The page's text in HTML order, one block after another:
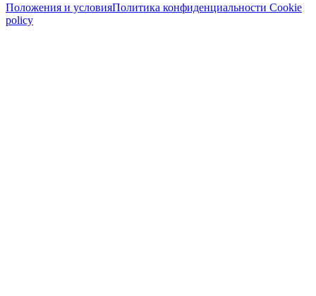
Положения и условияПолитика конфиденциальности Cookie
policy